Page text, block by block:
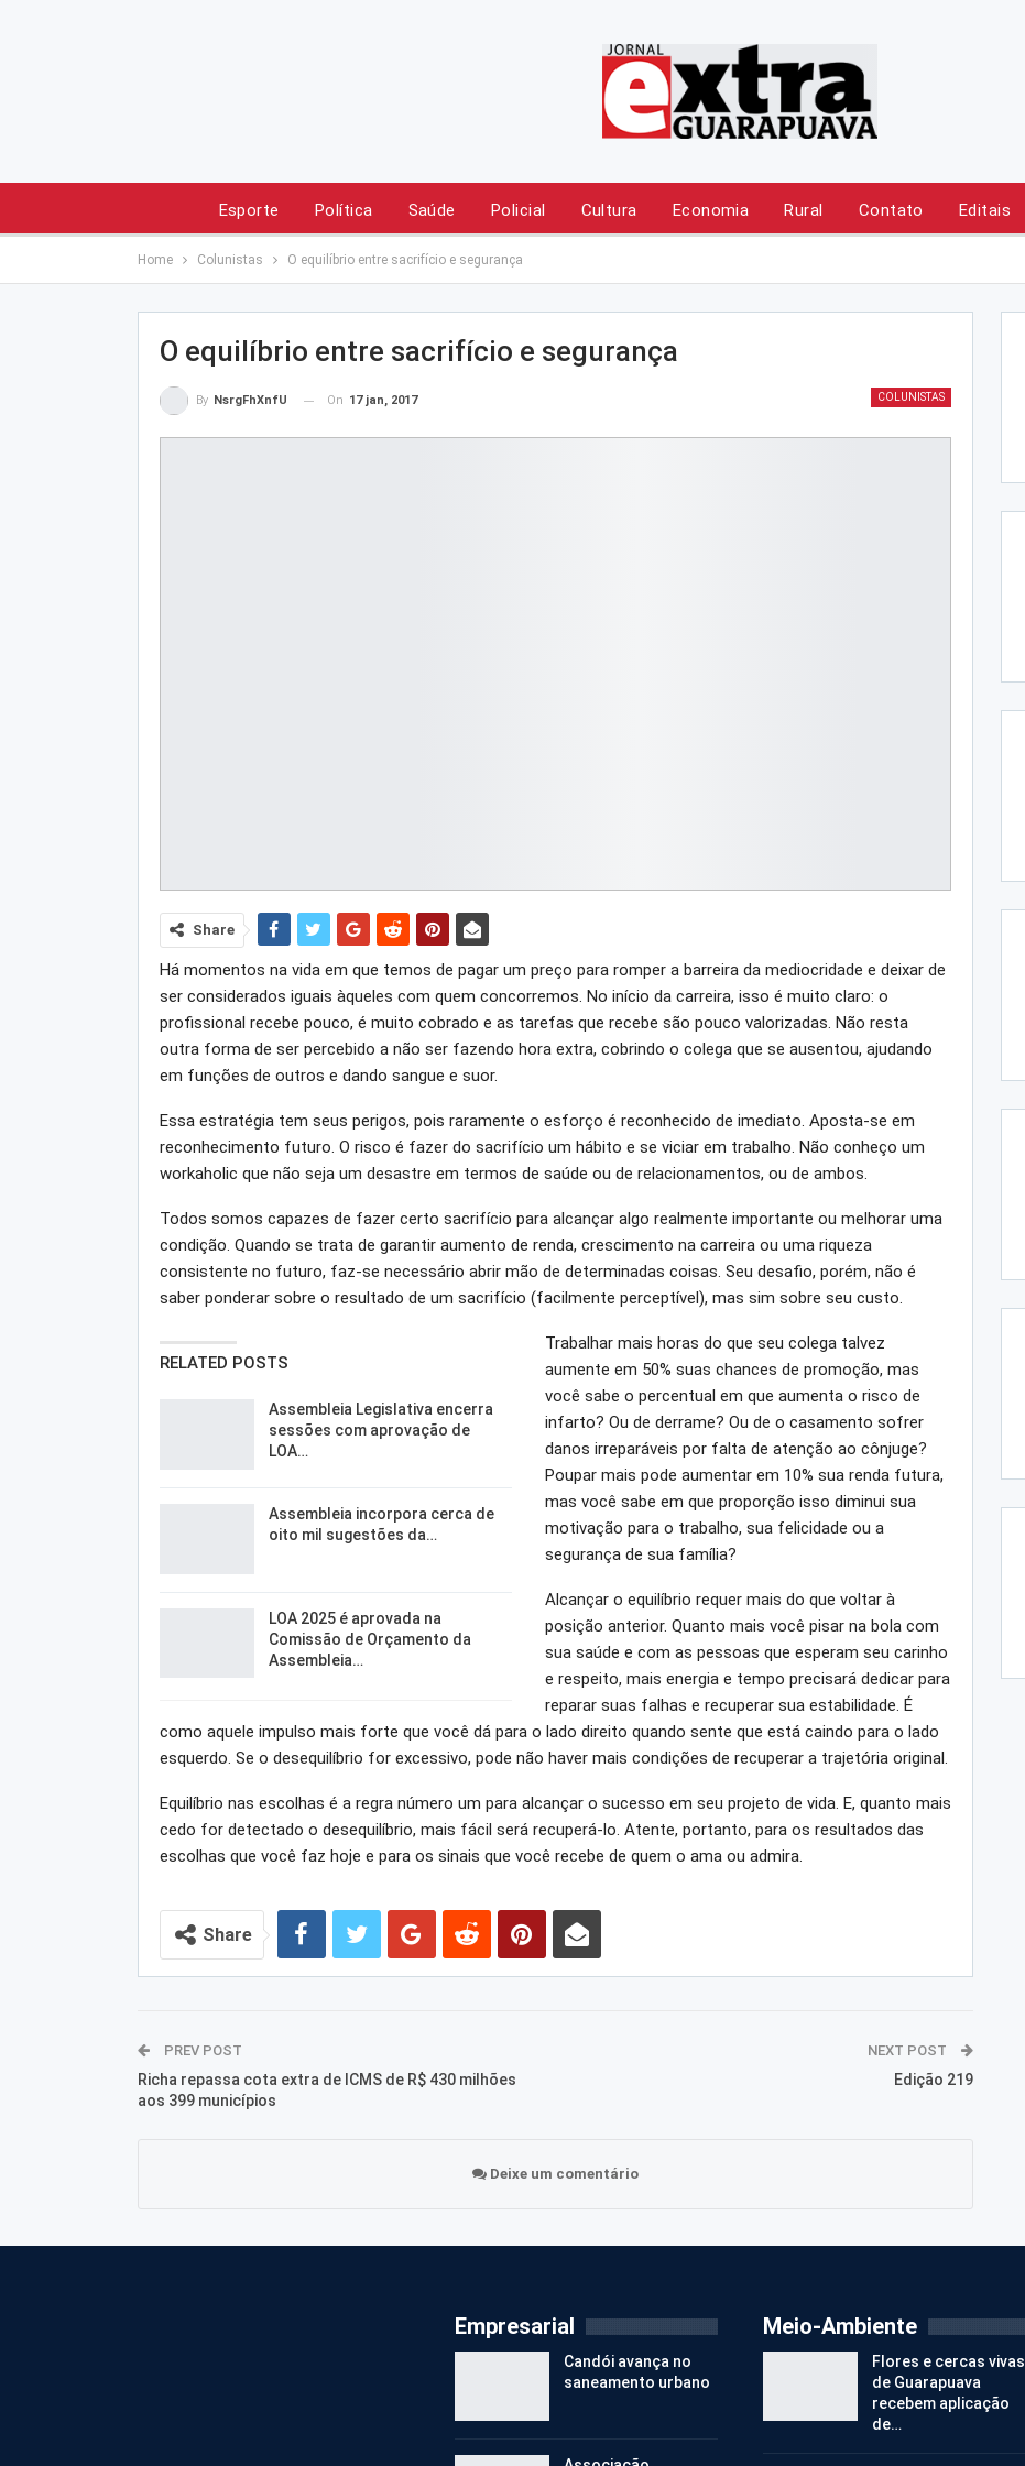
Esporte Política Saúde Policial Cultura Economia Rural Contato Editais
Home Colunistas O equilíbrio entre sacrifício e segurança
O equilíbrio entre sacrifício e segurança
COLUNISTAS
By NsrgFhXnfU On 17 jan, 2017
Share
Há momentos na vida em que temos de pagar um preço para romper a barreira da mediocridade e deixar de
ser considerados iguais àqueles com quem concorremos. No início da carreira, isso é muito claro: o
profissional recebe pouco, é muito cobrado e as tarefas que recebe são pouco valorizadas. Não resta
outra forma de ser percebido a não ser fazendo hora extra, cobrindo o colega que se ausentou, ajudando
em funções de outros e dando sangue e suor.
Essa estratégia tem seus perigos, pois raramente o esforço é reconhecido de imediato. Aposta-se em
reconhecimento futuro. O risco é fazer do sacrifício um hábito e se viciar em trabalho. Não conheço um
workaholic que não seja um desastre em termos de saúde ou de relacionamentos, ou de ambos.
Todos somos capazes de fazer certo sacrifício para alcançar algo realmente importante ou melhorar uma
condição. Quando se trata de garantir aumento de renda, crescimento na carreira ou uma riqueza
consistente no futuro, faz-se necessário abrir mão de determinadas coisas. Seu desafio, porém, não é
saber ponderar sobre o resultado de um sacrifício (facilmente perceptível), mas sim sobre seu custo.
RELATED POSTS
Assembleia Legislativa encerra
sessões com aprovação de
LOA…
Assembleia incorpora cerca de
oito mil sugestões da…
LOA 2025 é aprovada na
Comissão de Orçamento da
Assembleia…
Trabalhar mais horas do que seu colega talvez
aumente em 50% suas chances de promoção, mas
você sabe o percentual em que aumenta o risco de
infarto? Ou de derrame? Ou de o casamento sofrer
danos irreparáveis por falta de atenção ao cônjuge?
Poupar mais pode aumentar em 10% sua renda futura,
mas você sabe em que proporção isso diminui sua
motivação para o trabalho, sua felicidade ou a
segurança de sua família?
Alcançar o equilíbrio requer mais do que voltar à
posição anterior. Quanto mais você pisar na bola com
sua saúde e com as pessoas que esperam seu carinho
e respeito, mais energia e tempo precisará dedicar para
reparar suas falhas e recuperar sua estabilidade. É
como aquele impulso mais forte que você dá para o lado direito quando sente que está caindo para o lado
esquerdo. Se o desequilíbrio for excessivo, pode não haver mais condições de recuperar a trajetória original.
Equilíbrio nas escolhas é a regra número um para alcançar o sucesso em seu projeto de vida. E, quanto mais
cedo for detectado o desequilíbrio, mais fácil será recuperá-lo. Atente, portanto, para os resultados das
escolhas que você faz hoje e para os sinais que você recebe de quem o ama ou admira.
Share
PREV POST
Richa repassa cota extra de ICMS de R$ 430 milhões
aos 399 municípios
NEXT POST
Edição 219
Deixe um comentário
Empresarial
Candói avança no
saneamento urbano
Meio-Ambiente
Flores e cercas vivas
de Guarapuava
recebem aplicação
de…